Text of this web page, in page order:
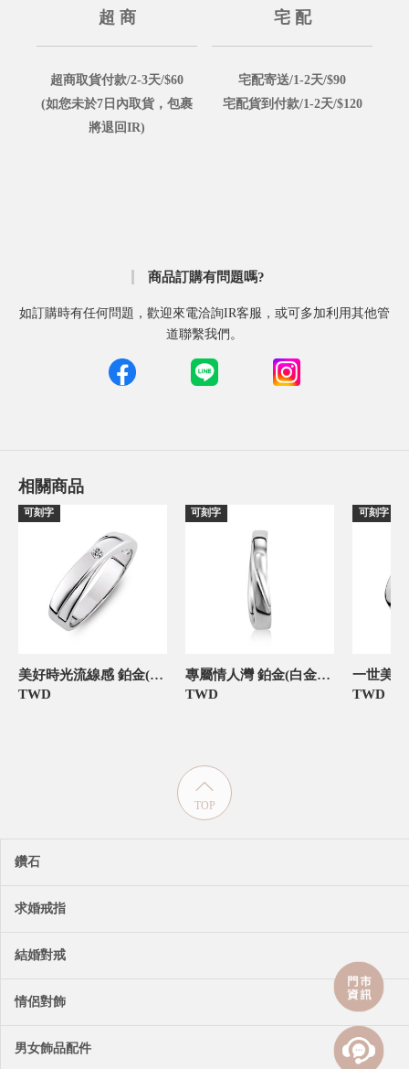
超 商
超商取貨付款/2-3天/$60
(如您未於7日內取貨，包裹
將退回IR)
宅 配
宅配寄送/1-2天/$90
宅配貨到付款/1-2天/$120
商品訂購有問題嗎?
如訂購時有任何問題，歡迎來電洽詢IR客服，或可多加利用其他管
道聯繫我們。
相關商品
可刻字
美好時光流線感 鉑金(白金)男款結婚對戒
TWD
可刻字
專屬情人灣 鉑金(白金)男款結婚對戒
TWD
可刻字
TWD
TOP
鑽石
求婚戒指
結婚對戒
情侶對飾
男女飾品配件